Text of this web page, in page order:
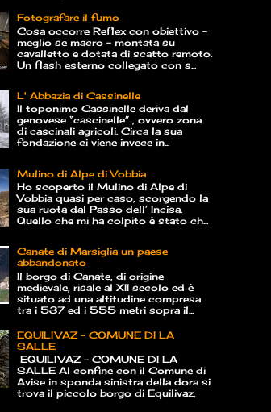
Fotografare il fumo
Cosa occorre Reflex con obiettivo –
meglio se macro – montata su
cavalletto e dotata di scatto remoto.
Un flash esterno collegato con s...
L' Abbazia di Cassinelle
Il toponimo Cassinelle deriva dal
genovese “cascinelle” , ovvero zona
di cascinali agricoli. Circa la sua
fondazione ci viene invece in...
Mulino di Alpe di Vobbia
Ho scoperto il Mulino di Alpe di
Vobbia quasi per caso, scorgendo la
sua ruota dal Passo dell’ Incisa.
Quello che mi ha colpito è stato ch...
Canate di Marsiglia un paese
abbandonato
Il borgo di Canate, di origine
medievale, risale al XII secolo ed è
situato ad una altitudine compresa
tra i 537 ed i 555 metri sopra il...
EQUILIVAZ – COMUNE DI LA
SALLE
EQUILIVAZ – COMUNE DI LA
SALLE Al confine con il Comune di
Avise in sponda sinistra della dora si
trova il piccolo borgo di Equilivaz,